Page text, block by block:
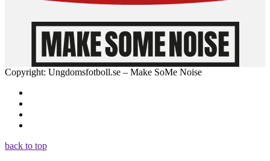
Copyright: Ungdomsfotboll.se – Make SoMe Noise
back to top